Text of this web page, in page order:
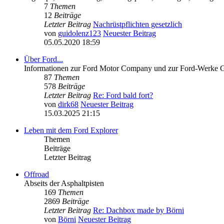
7 Themen
12 Beiträge
Letzter Beitrag Nachrüstpflichten gesetzlich
von guidolenz123 Neuester Beitrag
05.05.2020 18:59
Über Ford...
Informationen zur Ford Motor Company und zur Ford-Werke
87 Themen
578 Beiträge
Letzter Beitrag Re: Ford bald fort?
von dirk68 Neuester Beitrag
15.03.2025 21:15
Leben mit dem Ford Explorer
Themen
Beiträge
Letzter Beitrag
Offroad
Abseits der Asphaltpisten
169 Themen
2869 Beiträge
Letzter Beitrag Re: Dachbox made by Börni
von Börni Neuester Beitrag